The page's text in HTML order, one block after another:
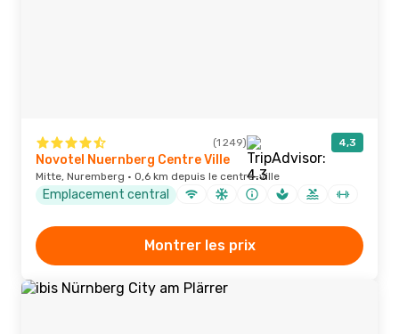
(1 249) 4,3
Novotel Nuernberg Centre Ville
Mitte, Nuremberg · 0,6 km depuis le centre-ville
Emplacement central
Montrer les prix